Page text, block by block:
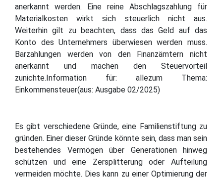
anerkannt werden. Eine reine Abschlagszahlung für
Materialkosten wirkt sich steuerlich nicht aus.
Weiterhin gilt zu beachten, dass das Geld auf das
Konto des Unternehmers überwiesen werden muss.
Barzahlungen werden von den Finanzämtern nicht
anerkannt und machen den Steuervorteil
zunichte.Information für: allezum Thema:
Einkommensteuer(aus: Ausgabe 02/2025)
Es gibt verschiedene Gründe, eine Familienstiftung zu
gründen. Einer dieser Gründe könnte sein, dass man sein
bestehendes Vermögen über Generationen hinweg
schützen und eine Zersplitterung oder Aufteilung
vermeiden möchte. Dies kann zu einer Optimierung der